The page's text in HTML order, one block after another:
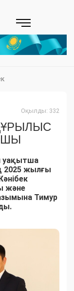
Оқылды: 332
уақытша
2025 жылғы
және
Тимур